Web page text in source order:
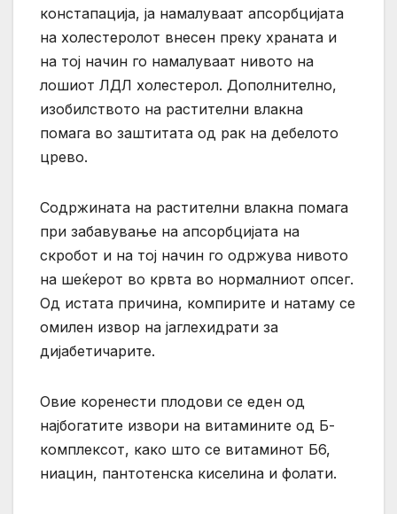
констапација, ја намалуваат апсорбцијата
на холестеролот внесен преку храната и
на тој начин го намалуваат нивото на
лошиот ЛДЛ холестерол. Дополнително,
изобилството на растителни влакна
помага во заштитата од рак на дебелото
црево.
Содржината на растителни влакна помага
при забавување на апсорбцијата на
скробот и на тој начин го одржува нивото
на шеќерот во крвта во нормалниот опсег.
Од истата причина, компирите и натаму се
омилен извор на јаглехидрати за
дијабетичарите.
Овие коренести плодови се еден од
најбогатите извори на витамините од Б-
комплексот, како што се витаминот Б6,
ниацин, пантотенска киселина и фолати.